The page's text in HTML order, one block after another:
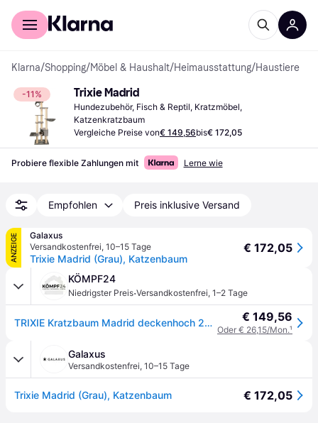
Für Shopper
Klarna/Shopping/Möbel & Haushalt/Heimausstattung/Haustiere
-11% Trixie Madrid
Hundezubehör, Fisch & Reptil, Kratzmöbel,
Katzenkratzbaum
Vergleiche Preise von€ 149,56bis€ 172,05
Probiere flexible Zahlungen mit Lerne wie
Empfohlen Preis inklusive Versand
ANZEIGE
Galaxus
Versandkostenfrei, 10–15 Tage
Trixie Madrid (Grau), Katzenbaum
€ 172,05
KÖMPF24
Niedrigster Preis·Versandkostenfrei, 1–2 Tage
TRIXIE Kratzbaum Madrid deckenhoch 245-270cm platingrau € 149,56
Oder € 26,15/Mon.¹
Galaxus
Versandkostenfrei, 10–15 Tage
Trixie Madrid (Grau), Katzenbaum € 172,05